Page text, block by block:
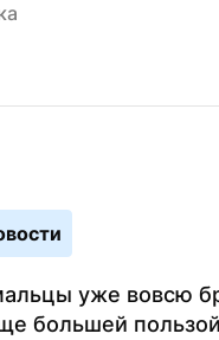
уже вовсю
большей